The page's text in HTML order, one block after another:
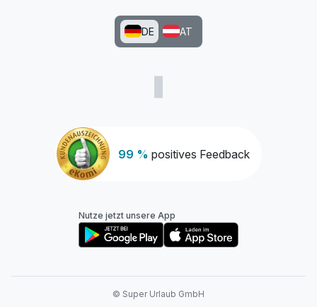
99 % positives Feedback
DE AT
Nutze jetzt unsere App
© Super Urlaub GmbH